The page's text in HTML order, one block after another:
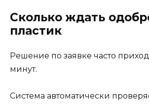
Сколько ждать
пластик
Решение по заявке часто
минут.
Система автоматически